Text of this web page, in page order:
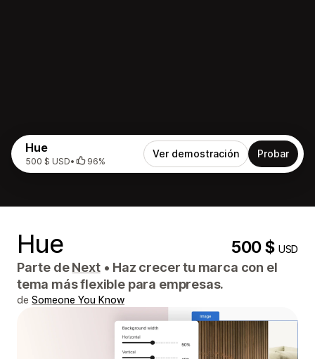
Hue
500 $ USD• 96%
Ver demostración Probar
Hue 500 $USD
Parte deNext • Haz crecer tu marca con el
tema más flexible para empresas.
de Someone You Know